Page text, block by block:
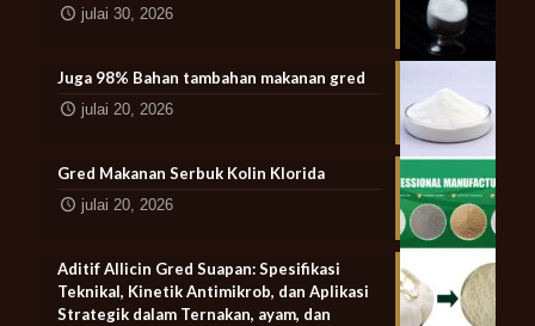
julai 30, 2026
Juga 98% Bahan tambahan makanan gred
julai 20, 2026
Gred Makanan Serbuk Kolin Klorida
julai 20, 2026
Aditif Allicin Gred Suapan: Spesifikasi
Teknikal, Kinetik Antimikrob, dan Aplikasi
Strategik dalam Ternakan, ayam, dan